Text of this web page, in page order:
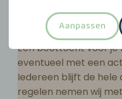
Aanpassen
Groepsuitjes
Een boottocht voor je
eventueel met een
Iedereen blijft de hele
regelen nemen wij